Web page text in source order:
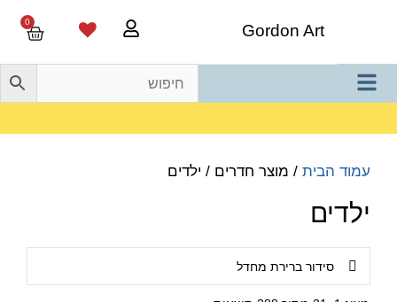
Gordon Art
0
עמוד הבית / מוצר חדרים / ילדים
ילדים